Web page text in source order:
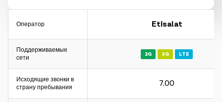
Интервал расчета:
Оператор
Поддерживаемые
сети
Исходящие звонки в
страну пребывания
Etisalat
2G 3G LTE
7.00